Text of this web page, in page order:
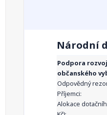
Národní
Podpora
občanského
Odpovědný
Příjemci:
Alokace